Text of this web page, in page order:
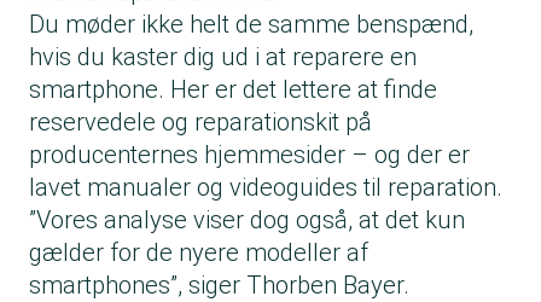
Du møder ikke helt de samme benspænd,
hvis du kaster dig ud i at reparere en
smartphone. Her er det lettere at finde
reservedele og reparationskit på
producenternes hjemmesider – og der er
lavet manualer og videoguides til reparation.
”Vores analyse viser dog også, at det kun
gælder for de nyere modeller af
smartphones”, siger Thorben Bayer.